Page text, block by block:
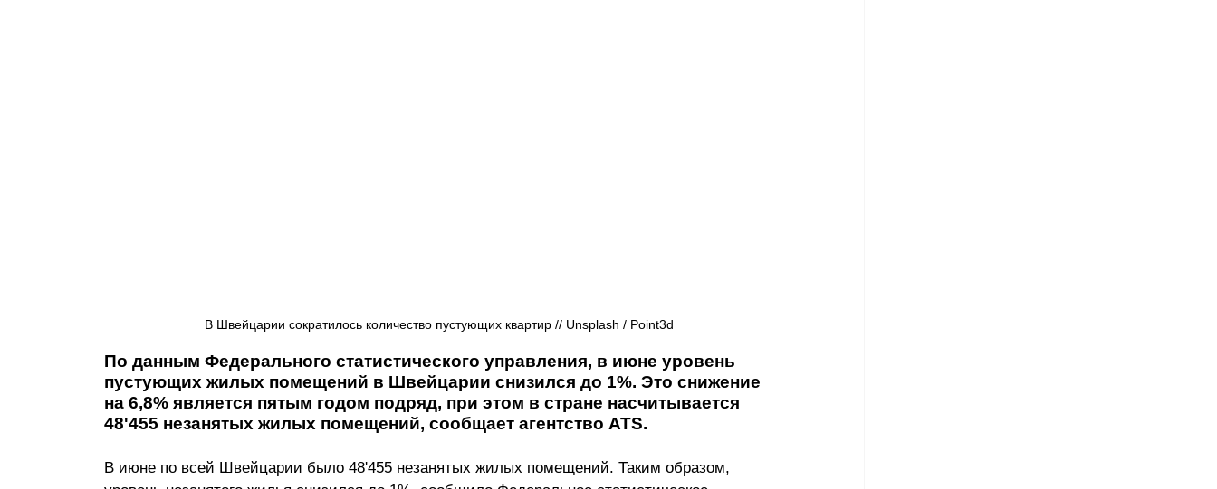
В Швейцарии сократилось количество пустующих квартир // Unsplash / Point3d
По данным Федерального статистического управления, в июне уровень
пустующих жилых помещений в Швейцарии снизился до 1%. Это снижение
на 6,8% является пятым годом подряд, при этом в стране насчитывается
48'455 незанятых жилых помещений, сообщает агентство ATS.
В июне по всей Швейцарии было 48'455 незанятых жилых помещений. Таким образом,